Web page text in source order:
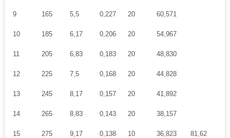
9 165 5,5 0,227 20 60,571
10 185 6,17 0,206 20 54,967
11 205 6,83 0,183 20 48,830
12 225 7,5 0,168 20 44,828
13 245 8,17 0,157 20 41,892
14 265 8,83 0,143 20 38,157
15 275 9,17 0,138 10 36,823 81,62